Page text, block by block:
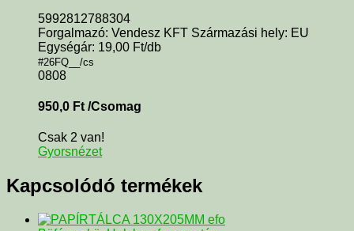
5992812788304
Forgalmazó: Vendesz KFT Származási hely: EU
Egységár: 19,00 Ft/db
#26FQ__/cs
0808
950,0 Ft /Csomag
Csak 2 van!
Gyorsnézet
Kapcsolódó termékek